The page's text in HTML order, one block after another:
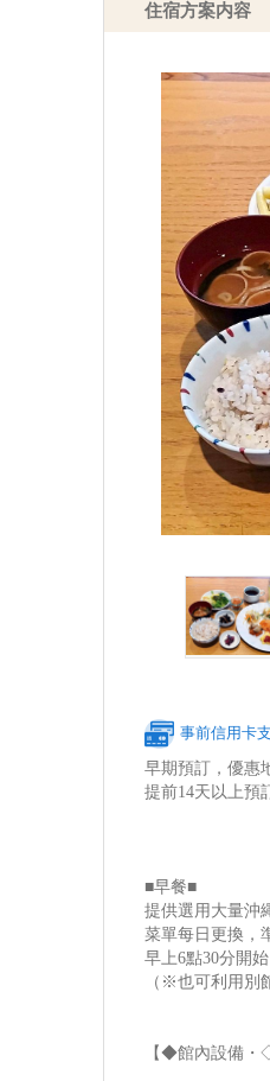
住宿方案内容
事前信用卡
早期預訂，優惠
提前14天以上
■早餐■
提供選用大量沖
菜單每日更換，
早上6點30分開
（※也可利用別
【◆館內設備・